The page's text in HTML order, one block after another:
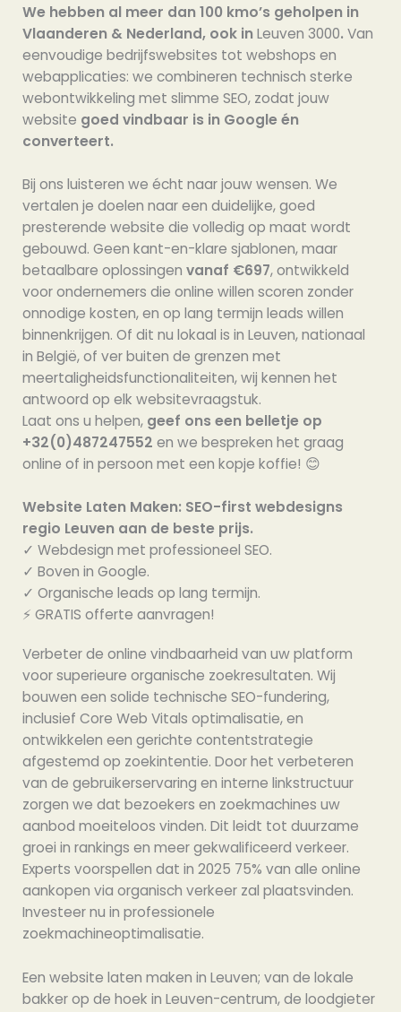
We hebben al meer dan 100 kmo’s geholpen in
Vlaanderen & Nederland, ook inLeuven 3000. Van
eenvoudige bedrijfswebsites tot webshops en
webapplicaties: we combineren technisch sterke
webontwikkeling met slimme SEO, zodat jouw
website goed vindbaar is in Google én
converteert.
Bij ons luisteren we écht naar jouw wensen. We
vertalen je doelen naar een duidelijke, goed
presterende website die volledig op maat wordt
gebouwd. Geen kant-en-klare sjablonen, maar
betaalbare oplossingen vanaf €697, ontwikkeld
voor ondernemers die online willen scoren zonder
onnodige kosten, en op lang termijn leads willen
binnenkrijgen. Of dit nu lokaal is in Leuven, nationaal
in België, of ver buiten de grenzen met
meertaligheidsfunctionaliteiten, wij kennen het
antwoord op elk websitevraagstuk.
Laat ons u helpen, geef ons een belletje op
+32(0)487247552 en we bespreken het graag
online of in persoon met een kopje koffie! 😊
Website Laten Maken: SEO-first webdesigns
regio Leuven aan de beste prijs.
✓ Webdesign met professioneel SEO.
✓ Boven in Google.
✓ Organische leads op lang termijn.
⚡️ GRATIS offerte aanvragen!
Verbeter de online vindbaarheid van uw platform
voor superieure organische zoekresultaten. Wij
bouwen een solide technische SEO-fundering,
inclusief Core Web Vitals optimalisatie, en
ontwikkelen een gerichte contentstrategie
afgestemd op zoekintentie. Door het verbeteren
van de gebruikerservaring en interne linkstructuur
zorgen we dat bezoekers en zoekmachines uw
aanbod moeiteloos vinden. Dit leidt tot duurzame
groei in rankings en meer gekwalificeerd verkeer.
Experts voorspellen dat in 2025 75% van alle online
aankopen via organisch verkeer zal plaatsvinden.
Investeer nu in professionele
zoekmachineoptimalisatie.
Een website laten maken in Leuven; van de lokale
bakker op de hoek in Leuven-centrum, de loodgieter